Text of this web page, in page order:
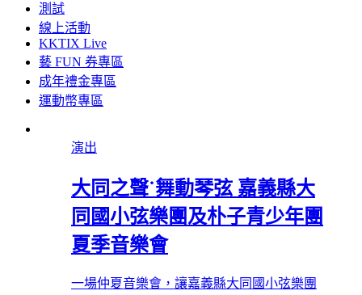
測試
線上活動
KKTIX Live
藝 FUN 券專區
成年禮金專區
運動幣專區
演出
大同之聲˙舞動琴弦 嘉義縣大
同國小弦樂團及朴子青少年團
夏季音樂會
一場仲夏音樂會，讓嘉義縣大同國小弦樂團